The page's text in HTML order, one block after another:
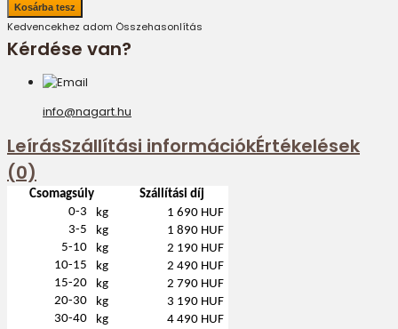
Kedvencekhez adom Összehasonlítás
Kérdése van?
info@nagart.hu
LeírásSzállítási információkÉrtékelések
(0)
Csomagsúly
Szállítási díj
0-3
kg
1 690 HUF
3-5
kg
1 890 HUF
5-10
kg
2 190 HUF
10-15
kg
2 490 HUF
15-20
kg
2 790 HUF
20-30
kg
3 190 HUF
30-40
kg
4 490 HUF